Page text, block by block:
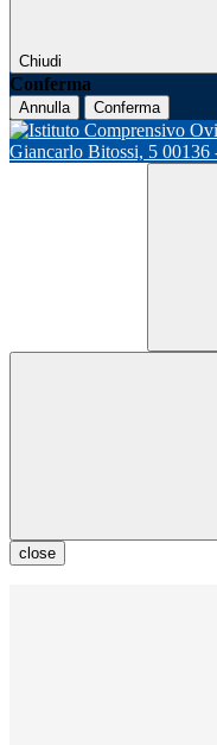
Chiudi
Conferma
Annulla Conferma
Giancarlo Bitossi, 5 00136
close